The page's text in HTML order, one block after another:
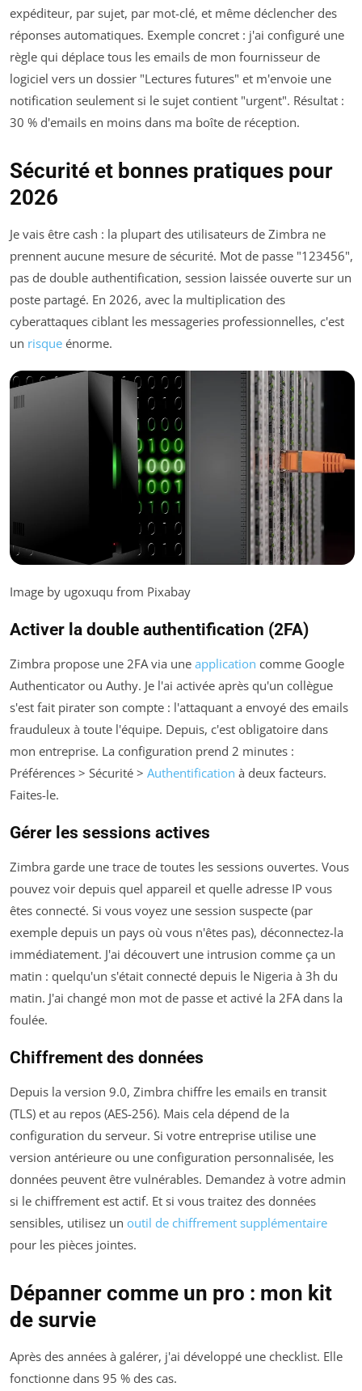
expéditeur, par sujet, par mot-clé, et même déclencher des
réponses automatiques. Exemple concret : j'ai configuré une
règle qui déplace tous les emails de mon fournisseur de
logiciel vers un dossier "Lectures futures" et m'envoie une
notification seulement si le sujet contient "urgent". Résultat :
30 % d'emails en moins dans ma boîte de réception.
Sécurité et bonnes pratiques pour
2026
Je vais être cash : la plupart des utilisateurs de Zimbra ne
prennent aucune mesure de sécurité. Mot de passe "123456",
pas de double authentification, session laissée ouverte sur un
poste partagé. En 2026, avec la multiplication des
cyberattaques ciblant les messageries professionnelles, c'est
un risque énorme.
Image by ugoxuqu from Pixabay
Activer la double authentification (2FA)
Zimbra propose une 2FA via une application comme Google
Authenticator ou Authy. Je l'ai activée après qu'un collègue
s'est fait pirater son compte : l'attaquant a envoyé des emails
frauduleux à toute l'équipe. Depuis, c'est obligatoire dans
mon entreprise. La configuration prend 2 minutes :
Préférences > Sécurité > Authentification à deux facteurs.
Faites-le.
Gérer les sessions actives
Zimbra garde une trace de toutes les sessions ouvertes. Vous
pouvez voir depuis quel appareil et quelle adresse IP vous
êtes connecté. Si vous voyez une session suspecte (par
exemple depuis un pays où vous n'êtes pas), déconnectez-la
immédiatement. J'ai découvert une intrusion comme ça un
matin : quelqu'un s'était connecté depuis le Nigeria à 3h du
matin. J'ai changé mon mot de passe et activé la 2FA dans la
foulée.
Chiffrement des données
Depuis la version 9.0, Zimbra chiffre les emails en transit
(TLS) et au repos (AES-256). Mais cela dépend de la
configuration du serveur. Si votre entreprise utilise une
version antérieure ou une configuration personnalisée, les
données peuvent être vulnérables. Demandez à votre admin
si le chiffrement est actif. Et si vous traitez des données
sensibles, utilisez un outil de chiffrement supplémentaire
pour les pièces jointes.
Dépanner comme un pro : mon kit
de survie
Après des années à galérer, j'ai développé une checklist. Elle
fonctionne dans 95 % des cas.